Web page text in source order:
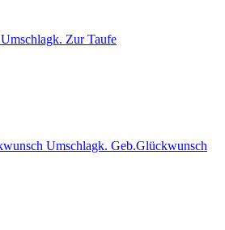
Umschlagk. Zur Taufe
Umschlagk. Geb.Glückwunsch